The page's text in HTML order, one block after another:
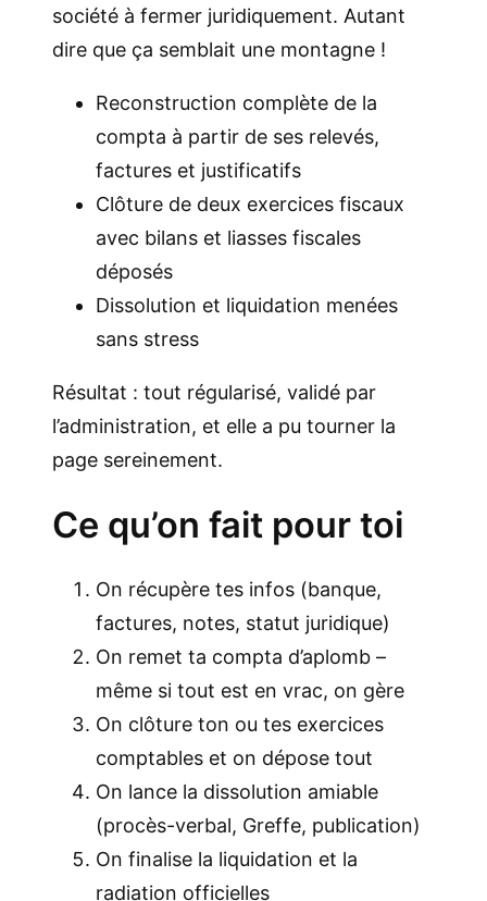
société à fermer juridiquement. Autant
dire que ça semblait une montagne !
Reconstruction complète de la
compta à partir de ses relevés,
factures et justificatifs
Clôture de deux exercices fiscaux
avec bilans et liasses fiscales
déposés
Dissolution et liquidation menées
sans stress
Résultat : tout régularisé, validé par
l’administration, et elle a pu tourner la
page sereinement.
Ce qu’on fait pour toi
On récupère tes infos (banque,
factures, notes, statut juridique)
On remet ta compta d’aplomb –
même si tout est en vrac, on gère
On clôture ton ou tes exercices
comptables et on dépose tout
On lance la dissolution amiable
(procès-verbal, Greffe, publication)
On finalise la liquidation et la
radiation officielles